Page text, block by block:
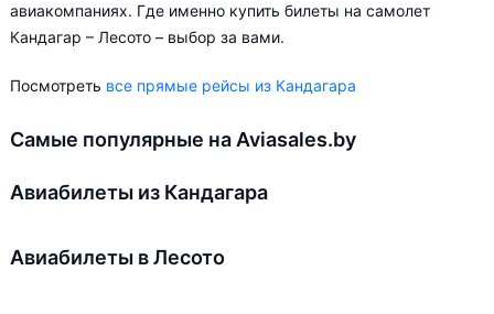
авиакомпаниях. Где именно купить билеты на самолет
Кандагар – Лесото – выбор за вами.
Посмотреть все прямые рейсы из Кандагара
Самые популярные на Aviasales.by
Авиабилеты из Кандагара
Авиабилеты в Лесото